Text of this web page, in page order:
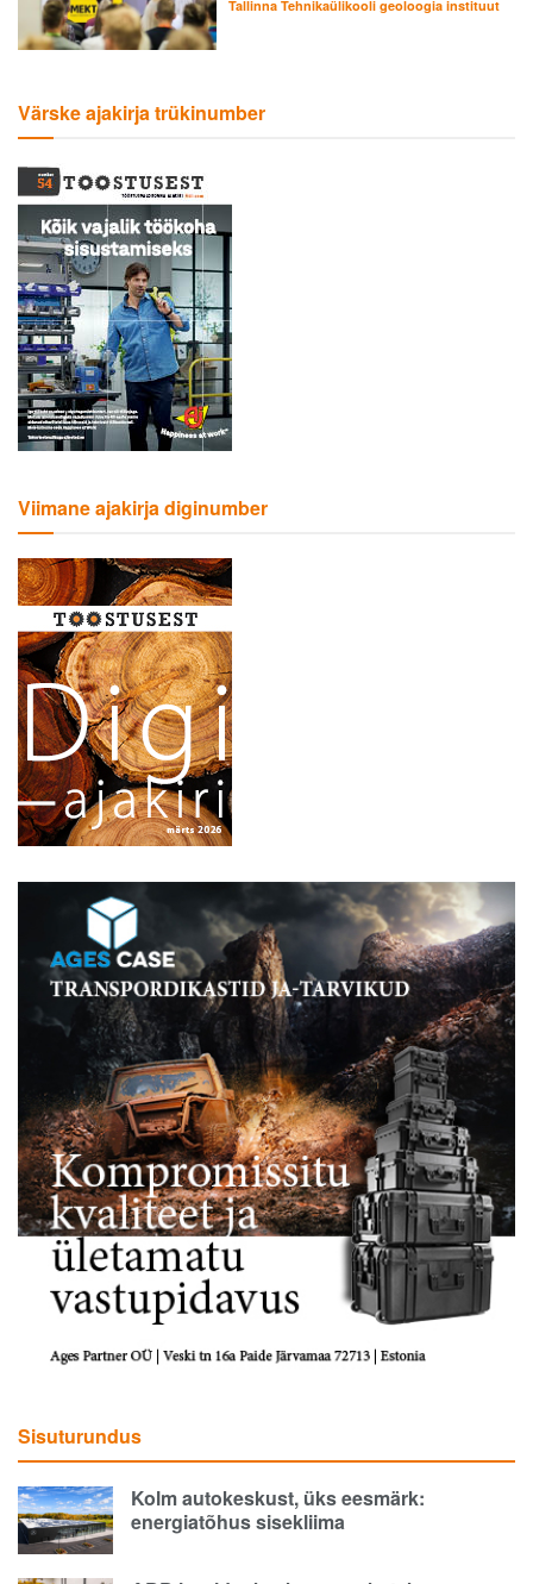
Tallinna Tehnikaülikooli geoloogia instituut
Värske ajakirja trükinumber
Viimane ajakirja diginumber
Sisuturundus
Kolm autokeskust, üks eesmärk:
energiatõhus sisekliima